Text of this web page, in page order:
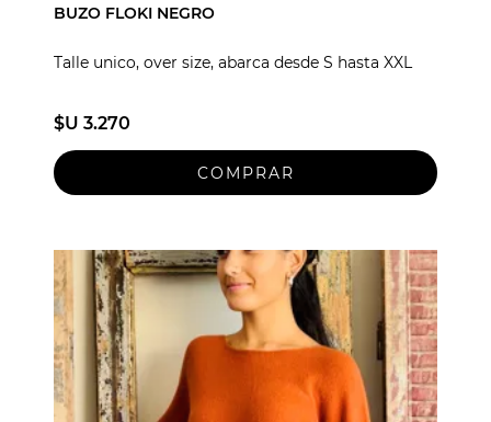
BUZO FLOKI NEGRO
Talle unico, over size, abarca desde S hasta XXL
$U 3.270